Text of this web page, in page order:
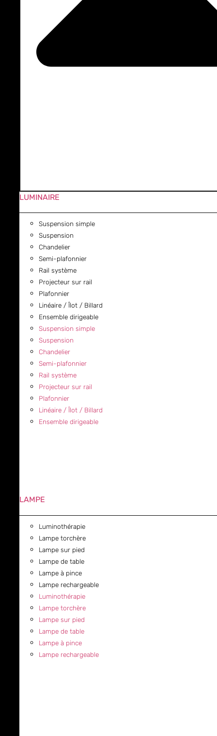
LUMINAIRE
Suspension simple
Suspension
Chandelier
Semi-plafonnier
Rail système
Projecteur sur rail
Plafonnier
Linéaire / Îlot / Billard
Ensemble dirigeable
Suspension simple
Suspension
Chandelier
Semi-plafonnier
Rail système
Projecteur sur rail
Plafonnier
Linéaire / Îlot / Billard
Ensemble dirigeable
LAMPE
Luminothérapie
Lampe torchère
Lampe sur pied
Lampe de table
Lampe à pince
Lampe rechargeable
Luminothérapie
Lampe torchère
Lampe sur pied
Lampe de table
Lampe à pince
Lampe rechargeable